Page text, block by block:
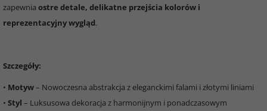
zapewnia ostre detale, delikatne przejścia kolorów i
reprezentacyjny wygląd.
Szczegóły:
• Motyw– Nowoczesna abstrakcja z eleganckimi falami i złotymi liniami
• Styl – Luksusowa dekoracja z harmonijnym i ponadczasowym